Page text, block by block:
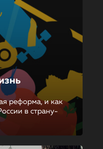
реформа, и как
в страну-